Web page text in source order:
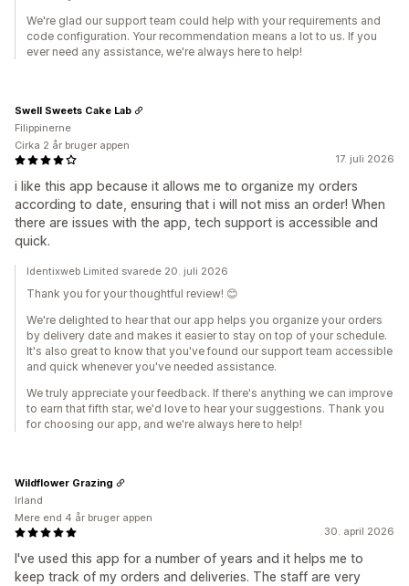
We're glad our support team could help with your requirements and
code configuration. Your recommendation means a lot to us. If you
ever need any assistance, we're always here to help!
17. juli 2026
i like this app because it allows me to organize my orders
according to date, ensuring that i will not miss an order! When
there are issues with the app, tech support is accessible and
quick.
Swell Sweets Cake Lab
Filippinerne
Cirka 2 år bruger appen
Identixweb Limited svarede 20. juli 2026
Thank you for your thoughtful review! 😊
We're delighted to hear that our app helps you organize your orders
by delivery date and makes it easier to stay on top of your schedule.
It's also great to know that you've found our support team accessible
and quick whenever you've needed assistance.
We truly appreciate your feedback. If there's anything we can improve
to earn that fifth star, we'd love to hear your suggestions. Thank you
for choosing our app, and we're always here to help!
30. april 2026
I've used this app for a number of years and it helps me to
keep track of my orders and deliveries. The staff are very
Wildflower Grazing
Irland
Mere end 4 år bruger appen